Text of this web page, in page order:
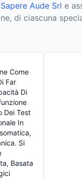
Sapere Aude Srl e
di ciascuna
Come
Far
Di
Dei Test
In
Si
Basata